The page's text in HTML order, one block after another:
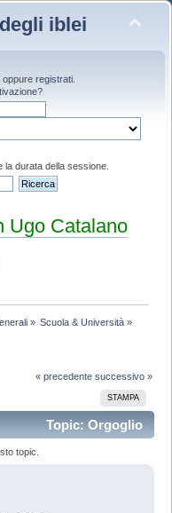
iblei
oppure registrati.
?
durata della sessione.
Ugo Catalano
» Scuola & Università»
« precedente successivo »
STAMPA
Topic: Orgoglio
topic.